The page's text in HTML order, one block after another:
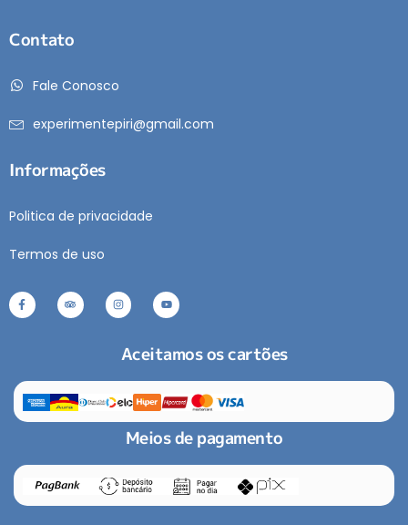
Contato
Fale Conosco
experimentepiri@gmail.com
Informações
Politica de privacidade
Termos de uso
Aceitamos os cartões
Meios de pagamento